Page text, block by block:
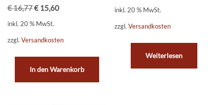
€16,77€ 15,60
inkl. 20 % MwSt.
zzgl. Versandkosten
In den Warenkorb
inkl. 20 % MwSt.
zzgl.Versandkosten
Weiterlesen